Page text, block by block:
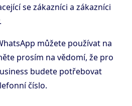
se zákazníci a zákazníci
můžete používat na
prosím na vědomí, že pro
budete potřebovat
číslo.